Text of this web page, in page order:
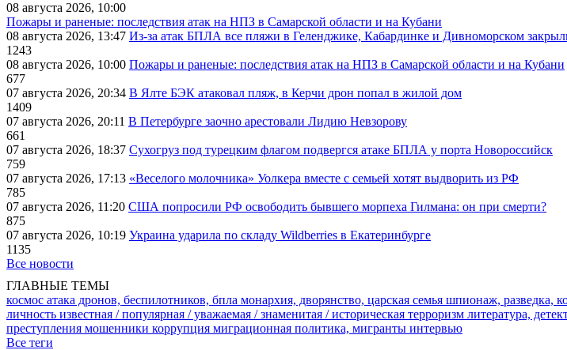
08 августа 2026, 10:00
Пожары и раненые: последствия атак на НПЗ в Самарской области и на Кубани
08 августа 2026, 13:47 Из-за атак БПЛА все пляжи в Геленджике, Кабардинке и Дивноморском
1243
08 августа 2026, 10:00 Пожары и раненые: последствия атак на НПЗ в Самарской области и на Кубани
677
07 августа 2026, 20:34 В Ялте БЭК атаковал пляж, в Керчи дрон попал в жилой дом
1409
07 августа 2026, 20:11 В Петербурге заочно арестовали Лидию Невзорову
661
07 августа 2026, 18:37 Сухогруз под турецким флагом подвергся атаке БПЛА у порта Новороссийск
759
07 августа 2026, 17:13 «Веселого молочника» Уолкера вместе с семьей хотят выдворить из РФ
785
07 августа 2026, 11:20 США попросили РФ освободить бывшего морпеха Гилмана: он при смерти?
875
07 августа 2026, 10:19 Украина ударила по складу Wildberries в Екатеринбурге
1135
Все новости
ГЛАВНЫЕ ТЕМЫ
космос атака дронов, беспилотников, бпла монархия, дворянство, царская семья шпионаж, разведка,
личность известная / популярная / уважаемая / знаменитая / историческая терроризм литература,
преступления мошенники коррупция миграционная политика, мигранты интервью
Все теги